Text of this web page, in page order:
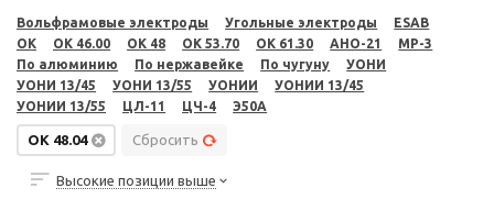
Вольфрамовые электроды Угольные электроды
ESAB
OK
OK 46.00 OK 48 OK 53.70 OK 61.30 АНО-21
МР-3
По алюминию
По нержавейке По чугуну
УОНИ
УОНИ 13/45
УОНИ 13/55 УОНИИ
УОНИИ 13/45
УОНИИ 13/55
ЦЛ-11 ЦЧ-4 Э50А
OK 48.04 Сбросить
Высокие позиции выше